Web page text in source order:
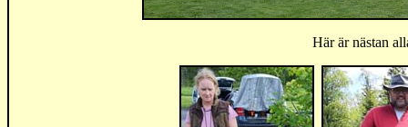
Här är nästan